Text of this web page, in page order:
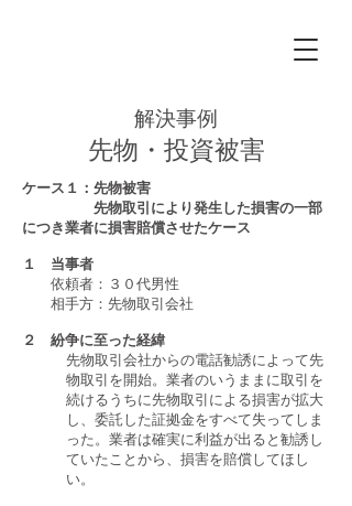
解決事例
先物・投資被害
ケース１：先物被害
先物取引により発生した損害の一部
につき業者に損害賠償させたケース
１ 当事者
依頼者：３０代男性
相手方：先物取引会社
２ 紛争に至った経緯
先物取引会社からの電話勧誘によって先
物取引を開始。業者のいうままに取引を
続けるうちに先物取引による損害が拡大
し、委託した証拠金をすべて失ってしま
った。業者は確実に利益が出ると勧誘し
ていたことから、損害を賠償してほし
い。